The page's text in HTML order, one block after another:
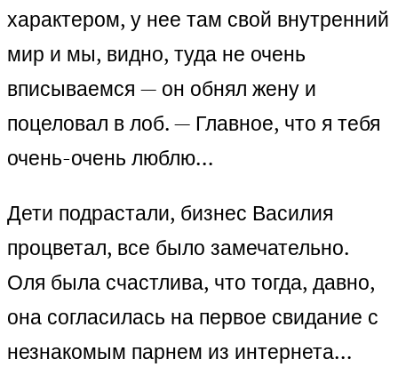
характером, у нее там свой внутренний
мир и мы, видно, туда не очень
вписываемся — он обнял жену и
поцеловал в лоб. — Главное, что я тебя
очень-очень люблю…
Дети подрастали, бизнес Василия
процветал, все было замечательно.
Оля была счастлива, что тогда, давно,
она согласилась на первое свидание с
незнакомым парнем из интернета…